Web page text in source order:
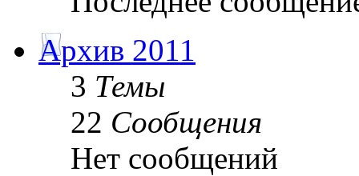
Архив 2011
3 Темы
22 Сообщения
Нет сообщений